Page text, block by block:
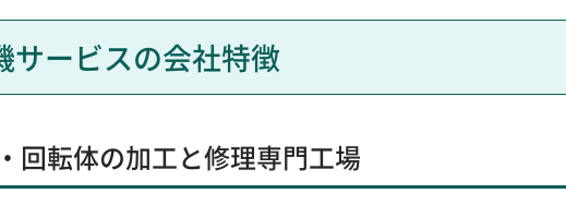
サービスの会社特徴
回転体の加工と修理専門工場